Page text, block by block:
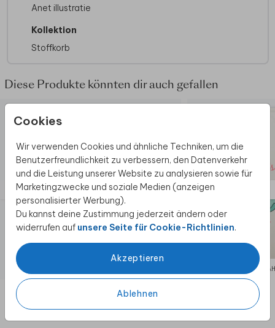
Cookies
Wir verwenden Cookies und ähnliche Techniken, um die
Benutzerfreundlichkeit zu verbessern, den Datenverkehr
und die Leistung unserer Website zu analysieren sowie für
Marketingzwecke und soziale Medien (anzeigen
personalisierter Werbung).
Du kannst deine Zustimmung jederzeit ändern oder
widerrufen auf unsere Seite für Cookie-Richtlinien.
Akzeptieren
Ablehnen
Druck:Print
Anet illustratie
Kollektion
Stoffkorb
Diese Produkte könnten dir auch gefallen